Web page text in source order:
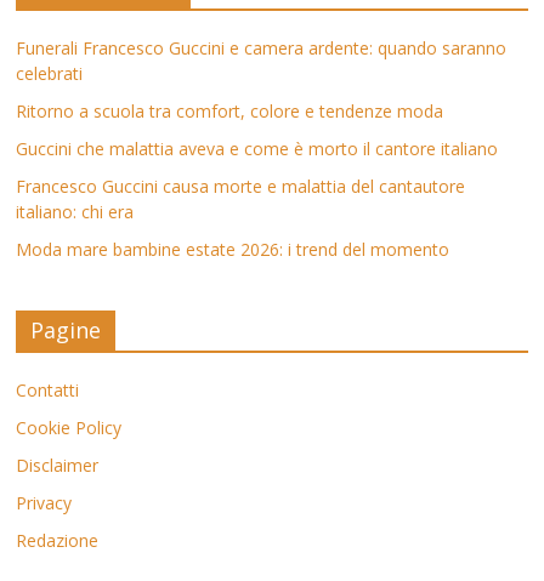
Funerali Francesco Guccini e camera ardente: quando saranno
celebrati
Ritorno a scuola tra comfort, colore e tendenze moda
Guccini che malattia aveva e come è morto il cantore italiano
Francesco Guccini causa morte e malattia del cantautore
italiano: chi era
Moda mare bambine estate 2026: i trend del momento
Pagine
Contatti
Cookie Policy
Disclaimer
Privacy
Redazione